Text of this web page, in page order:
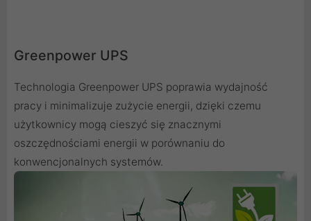
Greenpower UPS
Technologia Greenpower UPS poprawia wydajność
pracy i minimalizuje zużycie energii, dzięki czemu
użytkownicy mogą cieszyć się znacznymi
oszczędnościami energii w porównaniu do
konwencjonalnych systemów.